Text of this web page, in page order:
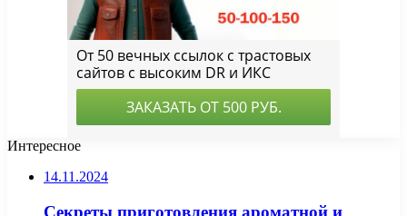
Интересное
14.11.2024
Секреты приготовления ароматной и